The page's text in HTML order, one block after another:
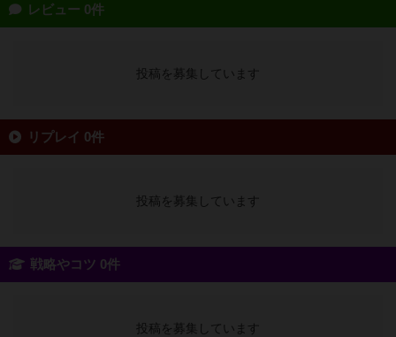
レビュー 0件
投稿を募集しています
リプレイ 0件
投稿を募集しています
戦略やコツ 0件
投稿を募集しています